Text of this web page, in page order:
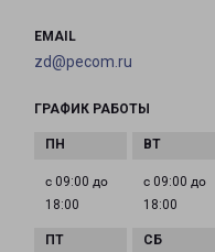
EMAIL
zd@pecom.ru
ГРАФИК РАБОТЫ
с 09:00 до
18:00
с 09:00 до
18:00